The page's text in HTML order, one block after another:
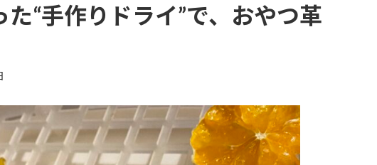
“手作りドライ”で、おやつ革